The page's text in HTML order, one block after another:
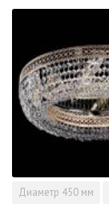
Диаметр 450 мм